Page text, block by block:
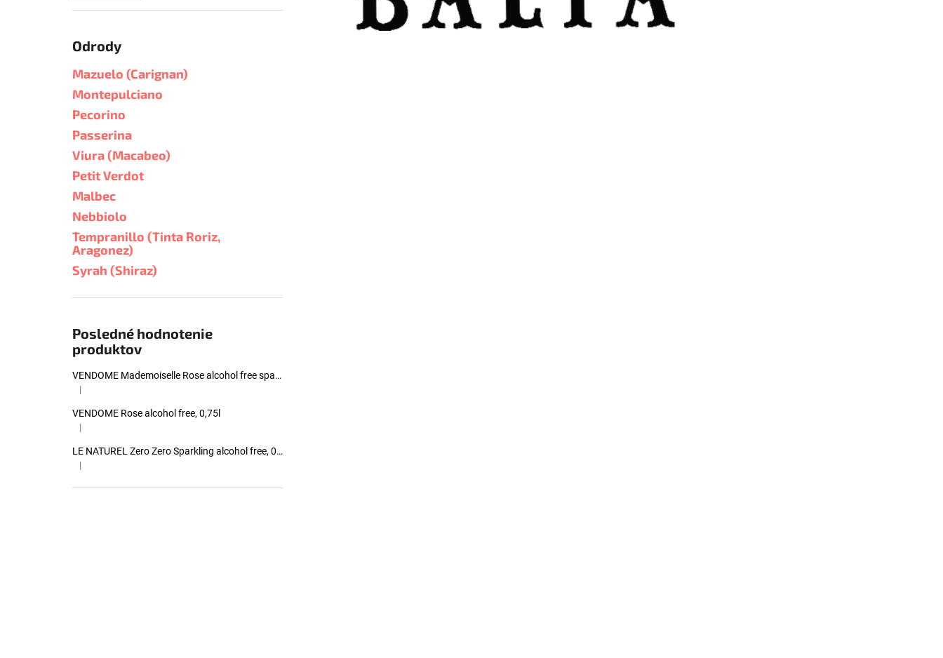
Odrody
Mazuelo (Carignan)
Montepulciano
Pecorino
Passerina
Viura (Macabeo)
Petit Verdot
Malbec
Nebbiolo
Tempranillo (Tinta Roriz,
Aragonez)
Syrah (Shiraz)
Posledné hodnotenie
produktov
VENDOME Mademoiselle Rose alcohol free sparkling, 0,75l
Hodnotenie produktu je 4 z 5 hviezdičiek.
|
VENDOME Rose alcohol free, 0,75l
Hodnotenie produktu je 4 z 5 hviezdičiek.
|
LE NATUREL Zero Zero Sparkling alcohol free, 0,00%, 0,75l
Hodnotenie produktu je 4 z 5 hviezdičiek.
|